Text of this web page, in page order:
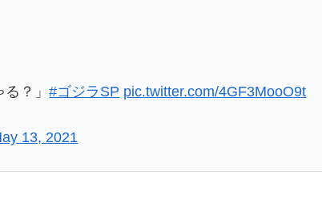
る？」#ゴジラSP pic.twitter.com/4GF3MooO9t
13, 2021